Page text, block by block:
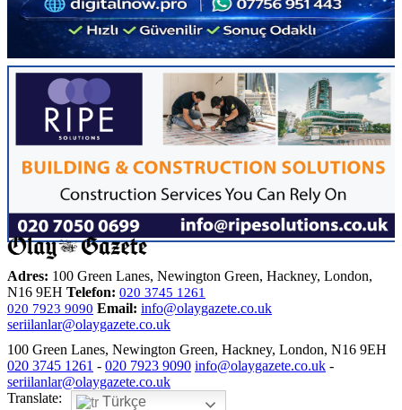
Adres: 100 Green Lanes, Newington Green, Hackney, London,
N16 9EH Telefon: 020 3745 1261
020 7923 9090 Email: info@olaygazete.co.uk
seriilanlar@olaygazete.co.uk
100 Green Lanes, Newington Green, Hackney, London, N16 9EH
020 3745 1261 - 020 7923 9090 info@olaygazete.co.uk -
seriilanlar@olaygazete.co.uk
Translate:
Türkçe